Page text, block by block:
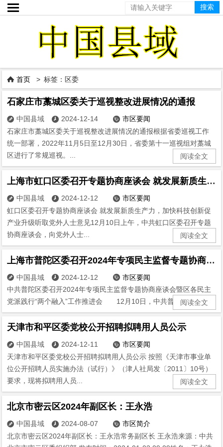

 首页 > 标签：区委
石家庄市藁城区委关于巡视整改进展情况的通报
 中国县域  2024-12-14  市区要闻
石家庄市藁城区委关于巡视整改进展情况的通报根据省委巡视工作
统一部署，2022年11月5日至12月30日，省委第十一巡视组对藁城
区进行了常规巡视。...
阅读全文
上海市虹口区委召开专题协商座谈会 就发展新质生产力，加快科技创新促产业升级听取党外人士意见
 中国县域  2024-12-12  市区要闻
虹口区委召开专题协商座谈会 就发展新质生产力，加快科技创新促
产业升级听取党外人士意见12月10日上午，中共虹口区委召开专题
协商座谈会，向党外人士...
阅读全文
上海市普陀区委召开2024年专项民主监督专题协商座谈会暨区各民主党派践行“两个融入”工作推进会
 中国县域  2024-12-12  市区要闻
中共普陀区委召开2024年专项民主监督专题协商座谈会暨区各民主
党派践行“两个融入”工作推进会 12月10日，中共普陀区委召...
阅读全文
天津市和平区委党校公开招聘拟聘用人员公示
 中国县域  2024-12-11  市区要闻
天津市和平区委党校公开招聘拟聘用人员公示 按照《天津市事业单
位公开招聘人员实施办法（试行）》（津人社局发〔2011〕10号）
要求，现将拟聘用人员...
阅读全文
北京市密云区2024年副区长：王永浩
 中国县域  2024-08-07  市区简介
北京市密云区2024年副区长：王永浩常务副区长 王永浩来源：中共